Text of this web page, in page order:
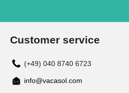
Customer service
(+49) 040 8740 6723
info@vacasol.com